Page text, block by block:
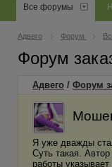
Все форумы
Адвего Форум
Форум
Адвего / Форум
Я уже дважды
Суть такая.
работы